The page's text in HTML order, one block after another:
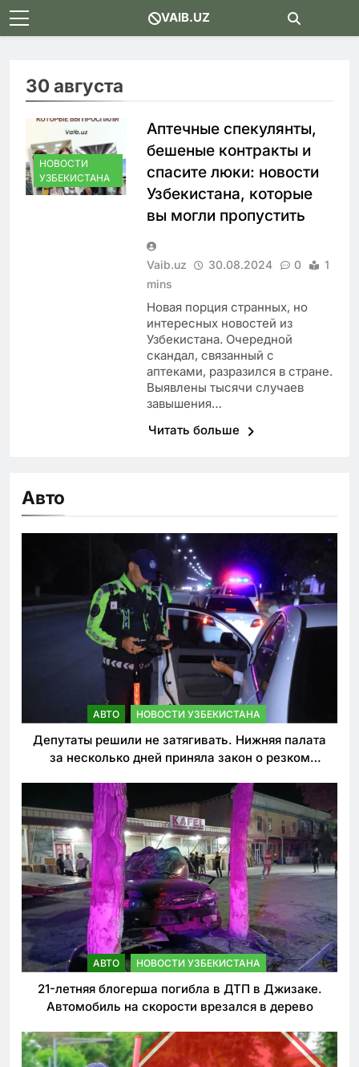
Skip
to
VAIB.UZ
30 августа
НОВОСТИ
УЗБЕКИСТАНА
Аптечные спекулянты,
бешеные контракты и
спасите люки: новости
Узбекистана, которые
вы могли пропустить
Vaib.uz 30.08.2024 0
1
mins
Новая порция странных, но
интересных новостей из
Узбекистана. Очередной
скандал, связанный с
аптеками, разразился в стране.
Выявлены тысячи случаев
завышения…
Читать больше
Авто
АВТО НОВОСТИ УЗБЕКИСТАНА
Депутаты решили не затягивать. Нижняя палата
за несколько дней приняла закон о резком
АВТО НОВОСТИ УЗБЕКИСТАНА
21-летняя блогерша погибла в ДТП в Джизаке.
Автомобиль на скорости врезался в дерево